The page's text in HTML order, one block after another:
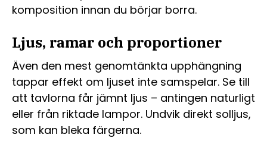
komposition innan du börjar borra.
Ljus, ramar och proportioner
Även den mest genomtänkta upphängning
tappar effekt om ljuset inte samspelar. Se till
att tavlorna får jämnt ljus – antingen naturligt
eller från riktade lampor. Undvik direkt solljus,
som kan bleka färgerna.